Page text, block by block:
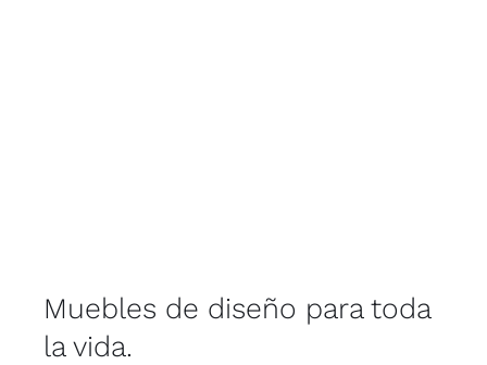
Muebles de diseño para toda
la vida.